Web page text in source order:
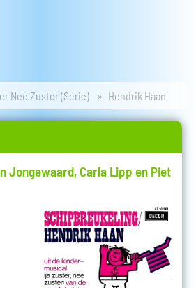
Nee Zuster (Serie) Hendrik Haan
Jongewaard, Carla Lipp en Piet